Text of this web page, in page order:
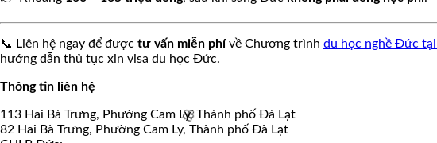
📞 Liên hệ ngay để được tư vấn miễn phívề Chương trình du học nghề Đức tại
hướng dẫn thủ tục xin visa du học Đức.
Thông tin liên hệ
113 Hai Bà Trưng, Phường Cam Ly, Thành phố Đà Lạt
82 Hai Bà Trưng, Phường Cam Ly, Thành phố Đà Lạt